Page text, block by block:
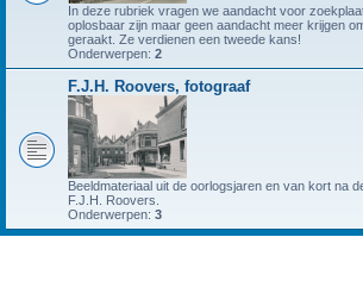
In deze rubriek vragen we aandacht voor
oplosbaar zijn maar geen aandacht meer krijgen
geraakt. Ze verdienen een tweede kans!
Onderwerpen: 2
F.J.H. Roovers, fotograaf
Beeldmateriaal uit de oorlogsjaren en van kort na
F.J.H. Roovers.
Onderwerpen: 3